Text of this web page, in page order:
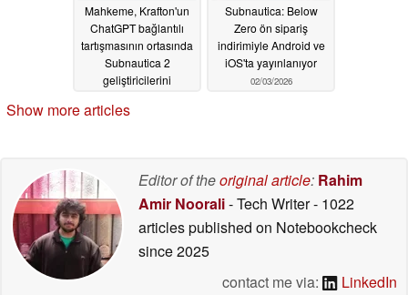
Mahkeme, Krafton'un
ChatGPT bağlantılı
tartışmasının ortasında
Subnautica 2
geliştiricilerini
Subnautica: Below
Zero ön sipariş
indirimiyle Android ve
iOS'ta yayınlanıyor
02/03/2026
Show more articles
Editor of theoriginal article: Rahim
Amir Noorali- Tech Writer- 1022
articles published on Notebookcheck
since 2025
contact me via:
LinkedIn